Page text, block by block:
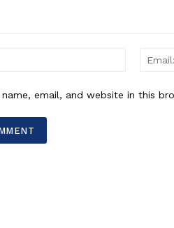
Name:*
name, email, and website in this